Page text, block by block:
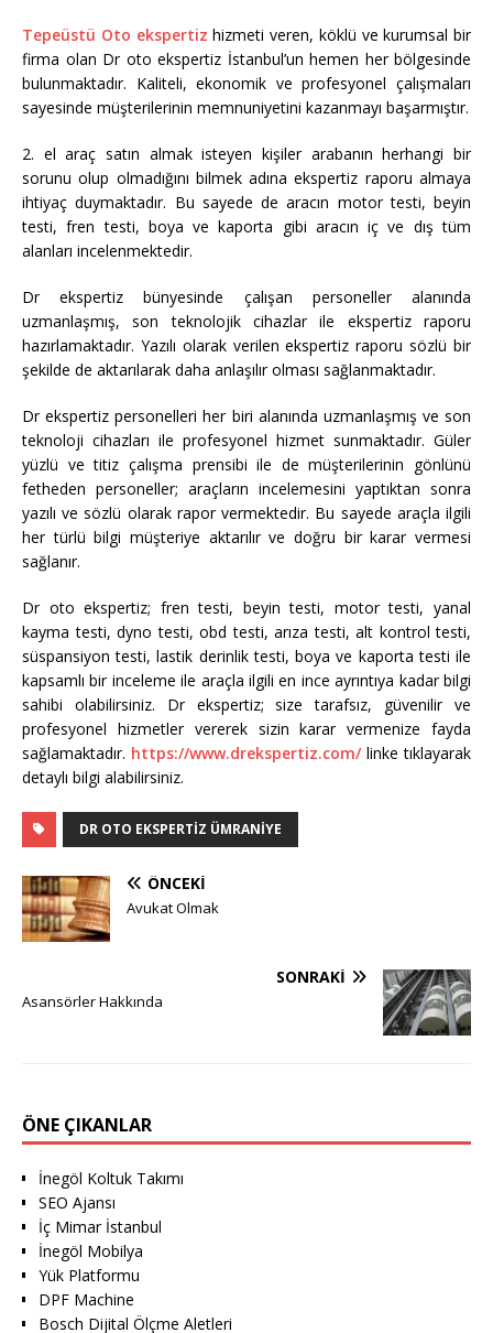
Tepeüstü Oto ekspertiz hizmeti veren, köklü ve kurumsal bir
firma olan Dr oto ekspertiz İstanbul’un hemen her bölgesinde
bulunmaktadır. Kaliteli, ekonomik ve profesyonel çalışmaları
sayesinde müşterilerinin memnuniyetini kazanmayı başarmıştır.
2. el araç satın almak isteyen kişiler arabanın herhangi bir
sorunu olup olmadığını bilmek adına ekspertiz raporu almaya
ihtiyaç duymaktadır. Bu sayede de aracın motor testi, beyin
testi, fren testi, boya ve kaporta gibi aracın iç ve dış tüm
alanları incelenmektedir.
Dr ekspertiz bünyesinde çalışan personeller alanında
uzmanlaşmış, son teknolojik cihazlar ile ekspertiz raporu
hazırlamaktadır. Yazılı olarak verilen ekspertiz raporu sözlü bir
şekilde de aktarılarak daha anlaşılır olması sağlanmaktadır.
Dr ekspertiz personelleri her biri alanında uzmanlaşmış ve son
teknoloji cihazları ile profesyonel hizmet sunmaktadır. Güler
yüzlü ve titiz çalışma prensibi ile de müşterilerinin gönlünü
fetheden personeller; araçların incelemesini yaptıktan sonra
yazılı ve sözlü olarak rapor vermektedir. Bu sayede araçla ilgili
her türlü bilgi müşteriye aktarılır ve doğru bir karar vermesi
sağlanır.
Dr oto ekspertiz; fren testi, beyin testi, motor testi, yanal
kayma testi, dyno testi, obd testi, arıza testi, alt kontrol testi,
süspansiyon testi, lastik derinlik testi, boya ve kaporta testi ile
kapsamlı bir inceleme ile araçla ilgili en ince ayrıntıya kadar bilgi
sahibi olabilirsiniz. Dr ekspertiz; size tarafsız, güvenilir ve
profesyonel hizmetler vererek sizin karar vermenize fayda
sağlamaktadır. https://www.drekspertiz.com/linke tıklayarak
detaylı bilgi alabilirsiniz.
DR OTO EKSPERTIZ ÜMRANIYE
ÖNCEKI
Avukat Olmak
SONRAKI
Asansörler Hakkında
ÖNE ÇIKANLAR
İnegöl Koltuk Takımı
SEO Ajansı
İç Mimar İstanbul
İnegöl Mobilya
Yük Platformu
DPF Machine
Bosch Dijital Ölçme Aletleri